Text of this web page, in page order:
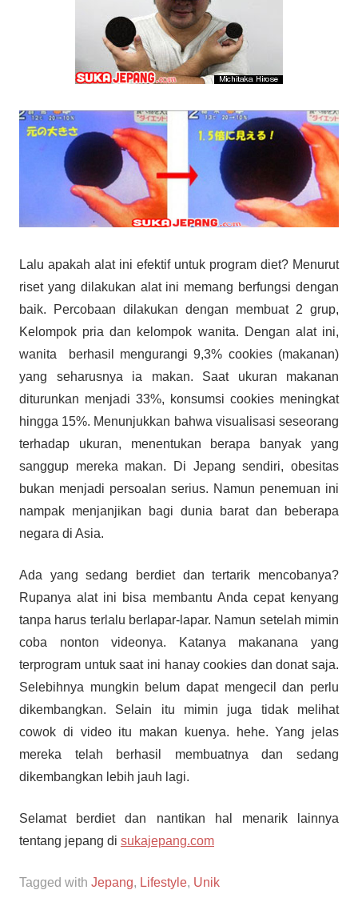
Lalu apakah alat ini efektif untuk program diet? Menurut
riset yang dilakukan alat ini memang berfungsi dengan
baik. Percobaan dilakukan dengan membuat 2 grup,
Kelompok pria dan kelompok wanita. Dengan alat ini,
wanita berhasil mengurangi 9,3% cookies (makanan)
yang seharusnya ia makan. Saat ukuran makanan
diturunkan menjadi 33%, konsumsi cookies meningkat
hingga 15%. Menunjukkan bahwa visualisasi seseorang
terhadap ukuran, menentukan berapa banyak yang
sanggup mereka makan. Di Jepang sendiri, obesitas
bukan menjadi persoalan serius. Namun penemuan ini
nampak menjanjikan bagi dunia barat dan beberapa
negara di Asia.
Ada yang sedang berdiet dan tertarik mencobanya?
Rupanya alat ini bisa membantu Anda cepat kenyang
tanpa harus terlalu berlapar-lapar. Namun setelah mimin
coba nonton videonya. Katanya makanana yang
terprogram untuk saat ini hanay cookies dan donat saja.
Selebihnya mungkin belum dapat mengecil dan perlu
dikembangkan. Selain itu mimin juga tidak melihat
cowok di video itu makan kuenya. hehe. Yang jelas
mereka telah berhasil membuatnya dan sedang
dikembangkan lebih jauh lagi.
Selamat berdiet dan nantikan hal menarik lainnya
tentang jepang di sukajepang.com
Tagged with Jepang, Lifestyle, Unik